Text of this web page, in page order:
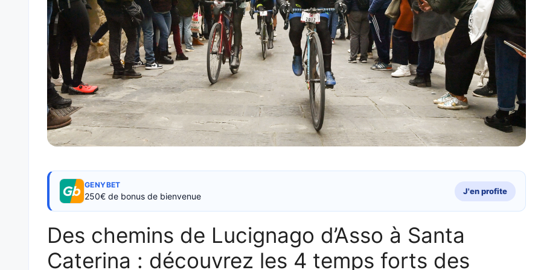
GENYBET
250€ de bonus de bienvenue
J'en profite
Des chemins de Lucignago d’Asso à Santa
Caterina : découvrez les 4 temps forts des